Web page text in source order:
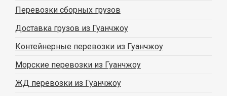
Перевозки сборных грузов
Доставка грузов из Гуанчжоу
Контейнерные перевозки из Гуанчжоу
Морские перевозки из Гуанчжоу
ЖД перевозки из Гуанчжоу